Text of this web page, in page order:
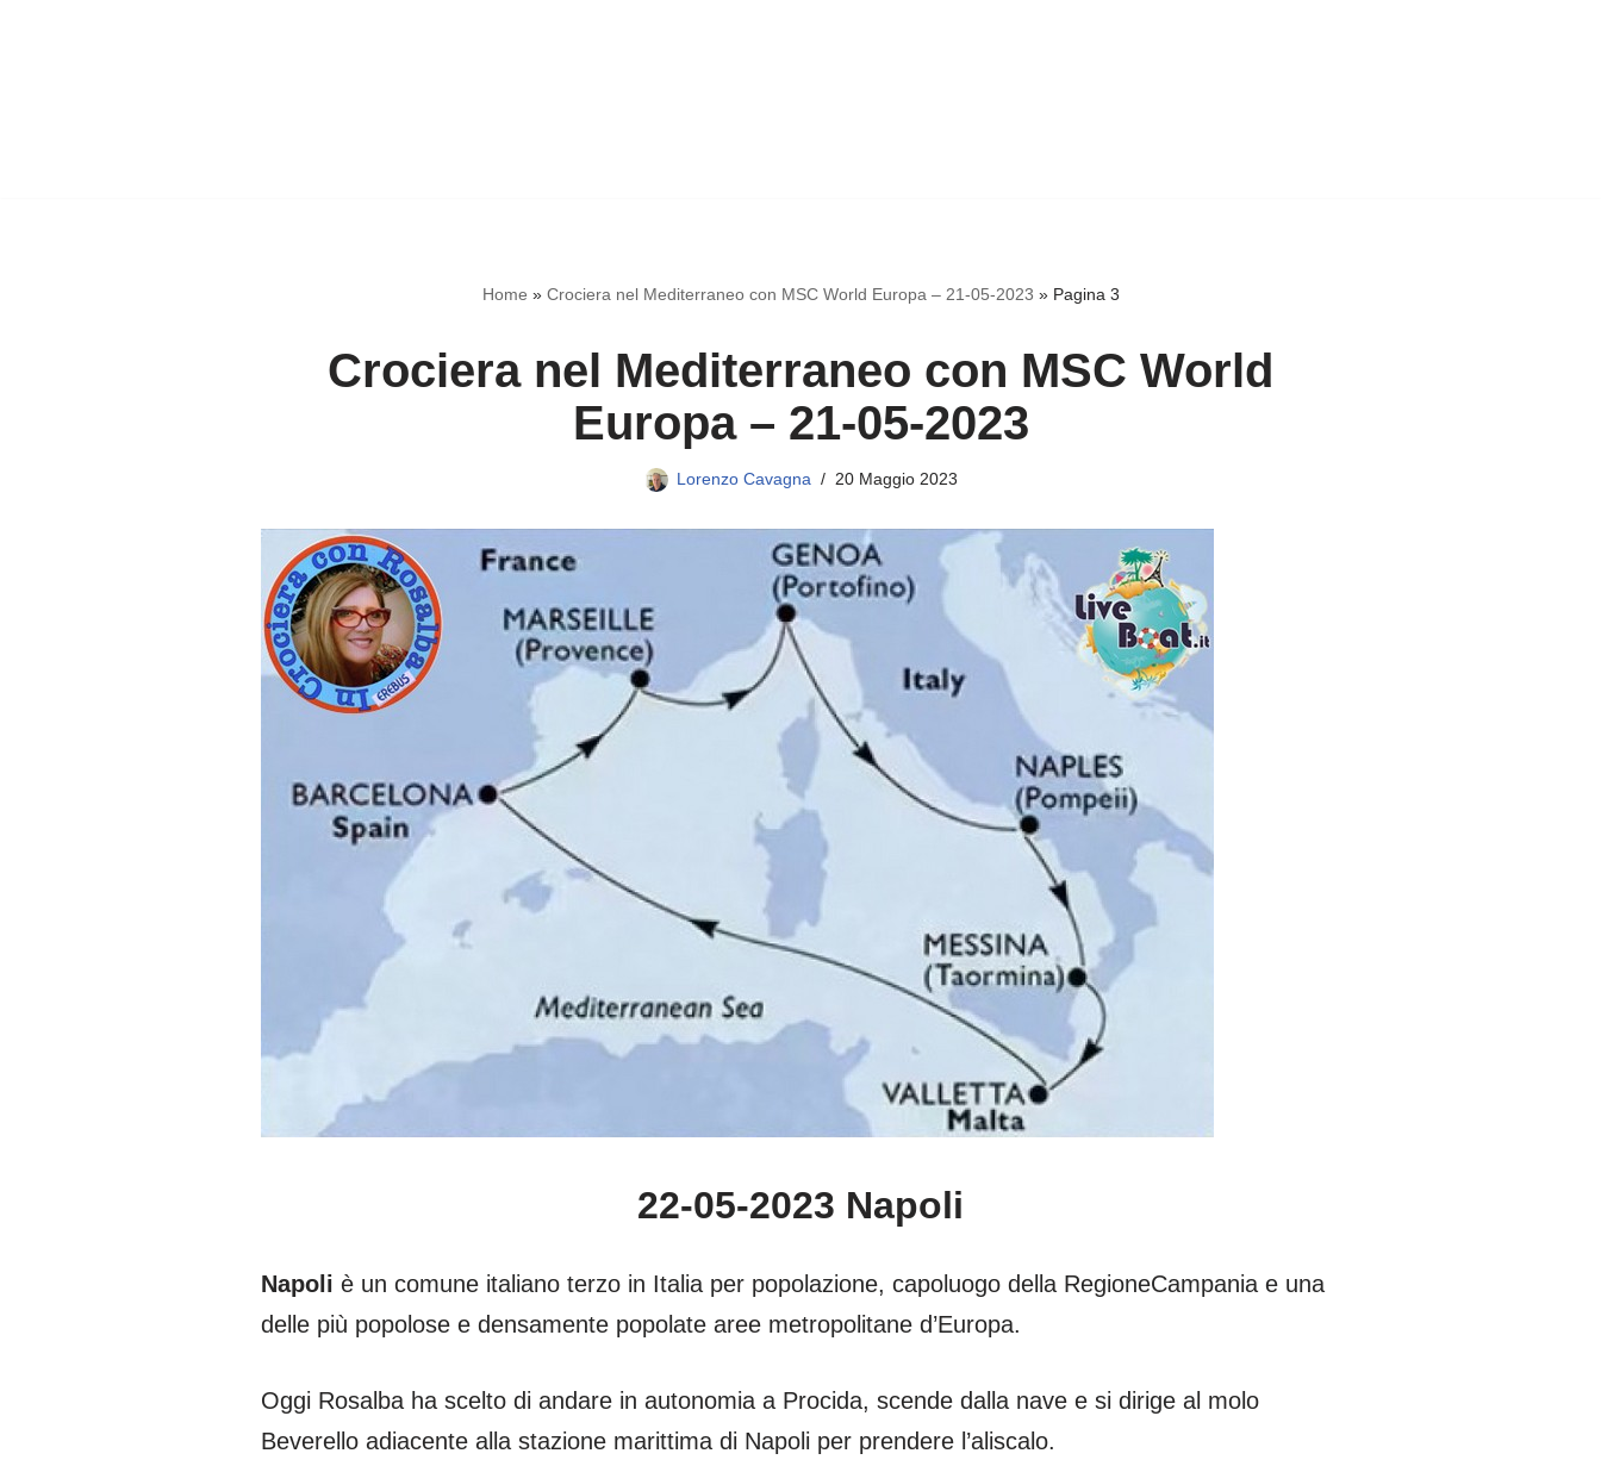
Home » Crociera nel Mediterraneo con MSC World Europa – 21-05-2023 » Pagina 3
Crociera nel Mediterraneo con MSC World
Europa – 21-05-2023
Lorenzo Cavagna 20 Maggio 2023
22-05-2023 Napoli
Napoli è un comune italiano terzo in Italia per popolazione, capoluogo della RegioneCampania e una
delle più popolose e densamente popolate aree metropolitane d’Europa.
Oggi Rosalba ha scelto di andare in autonomia a Procida, scende dalla nave e si dirige al molo
Beverello adiacente alla stazione marittima di Napoli per prendere l’aliscalo.